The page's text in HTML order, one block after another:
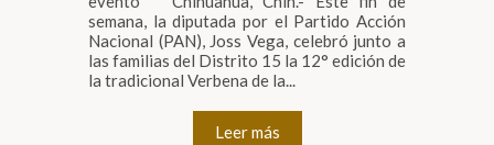
semana, la diputada por el Partido Acción
Nacional (PAN), Joss Vega, celebró junto a
las familias del Distrito 15 la 12° edición de
la tradicional Verbena de la...
Leer más